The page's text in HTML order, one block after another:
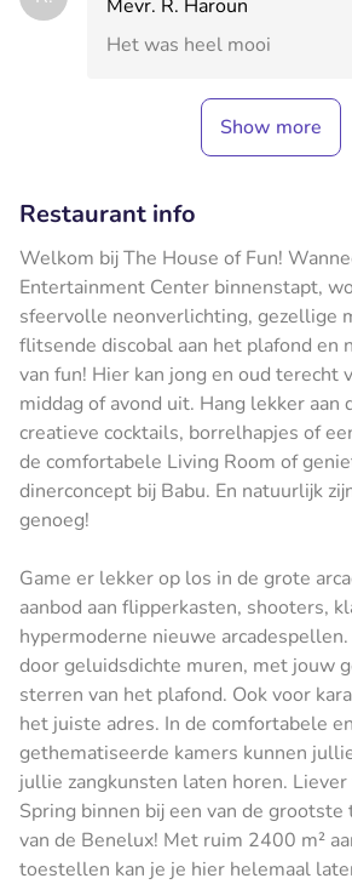
Mevr. R. Haroun
Het was heel mooi
Show more
Restaurant info
Welkom bij The House of Fun!
Entertainment Center binnenstapt,
sfeervolle neonverlichting, gezellige
flitsende discobal aan het plafond en
van fun! Hier kan jong en oud terecht
middag of avond uit. Hang lekker aan
creatieve cocktails, borrelhapjes of
de comfortabele Living Room of
dinerconcept bij Babu. En natuurlijk
genoeg!
Game er lekker op los in de grote
aanbod aan flipperkasten, shooters,
hypermoderne nieuwe
door geluidsdichte muren, met jouw
sterren van het plafond. Ook voor
het juiste adres. In de comfortabele
gethematiseerde kamers kunnen
jullie zangkunsten laten horen.
Spring binnen bij een van de
van de Benelux! Met ruim 2400 m²
toestellen kan je je hier helemaal